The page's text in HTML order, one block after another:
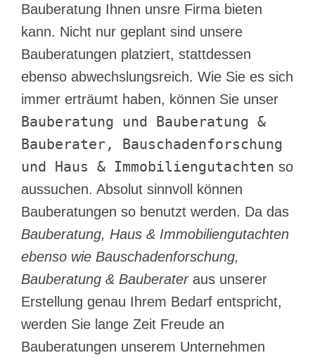
Bauberatung Ihnen unsre Firma bieten
kann. Nicht nur geplant sind unsere
Bauberatungen platziert, stattdessen
ebenso abwechslungsreich. Wie Sie es sich
immer erträumt haben, können Sie unser
Bauberatung und Bauberatung &
Bauberater, Bauschadenforschung
und Haus & Immobiliengutachten so
aussuchen. Absolut sinnvoll können
Bauberatungen so benutzt werden. Da das
Bauberatung, Haus & Immobiliengutachten
ebenso wie Bauschadenforschung,
Bauberatung & Bauberateraus unserer
Erstellung genau Ihrem Bedarf entspricht,
werden Sie lange Zeit Freude an
Bauberatungen unserem Unternehmen